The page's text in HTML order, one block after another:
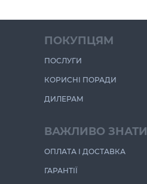
ПОКУПЦЯМ
ПОСЛУГИ
КОРИСНІ ПОРАДИ
ДИЛЕРАМ
ВАЖЛИВО ЗНАТИ
ОПЛАТА І ДОСТАВКА
ГАРАНТІЇ